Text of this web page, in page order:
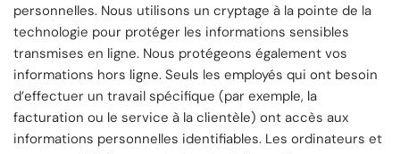
personnelles. Nous utilisons un cryptage à la pointe de la
technologie pour protéger les informations sensibles
transmises en ligne. Nous protégeons également vos
informations hors ligne. Seuls les employés qui ont besoin
d’effectuer un travail spécifique (par exemple, la
facturation ou le service à la clientèle) ont accès aux
informations personnelles identifiables. Les ordinateurs et